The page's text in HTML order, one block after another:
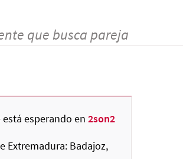
que busca pareja
esperando en 2son2
Extremadura: Badajoz,